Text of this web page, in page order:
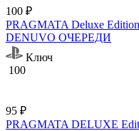
100 ₽
PRAGMATA Deluxe
DENUVO ОЧЕРЕДИ
Ключ
100
95 ₽
PRAGMATA DELUXE